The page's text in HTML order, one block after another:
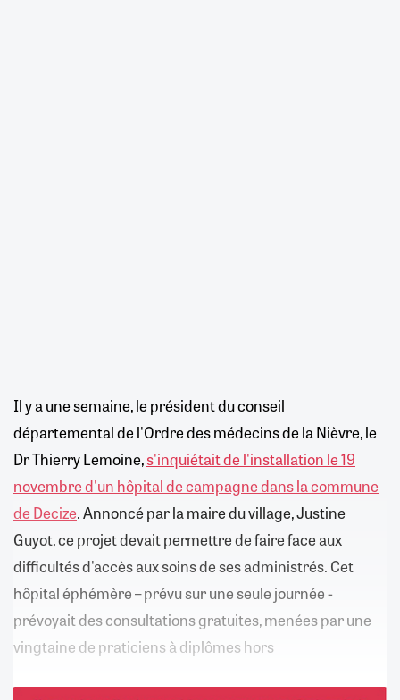
Il y a une semaine, le président du conseil
départemental de l'Ordre des médecins de la Nièvre, le
Dr Thierry Lemoine,s'inquiétait de l'installation le 19
novembre d'un hôpital de campagne dans la commune
de Decize. Annoncé par la maire du village, Justine
Guyot, ce projet devait permettre de faire face aux
difficultés d'accès aux soins de ses administrés. Cet
hôpital éphémère – prévu sur une seule journée -
prévoyait des consultations gratuites, menées par une
vingtaine de praticiens à diplômes hors